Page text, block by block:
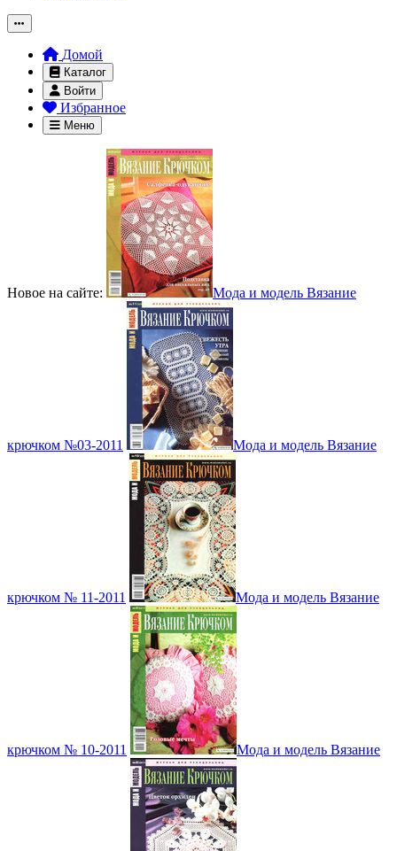
Домой
Каталог
Войти
Избранное
Меню
Новое на сайте: Мода и модель Вязание
крючком №03-2011 Мода и модель Вязание
крючком № 11-2011 Мода и модель Вязание
крючком № 10-2011 Мода и модель Вязание